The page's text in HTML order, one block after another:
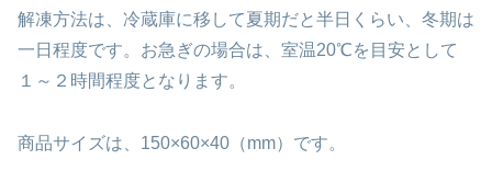
解凍方法は、冷蔵庫に移して夏期だと半日くらい、冬期は
一日程度です。お急ぎの場合は、室温20℃を目安として
１～２時間程度となります。
商品サイズは、150×60×40（mm）です。